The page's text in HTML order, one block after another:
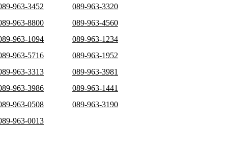
963-3452
089-963-3320
963-8800
089-963-4560
963-1094
089-963-1234
963-5716
089-963-1952
963-3313
089-963-3981
963-3986
089-963-1441
963-0508
089-963-3190
963-0013